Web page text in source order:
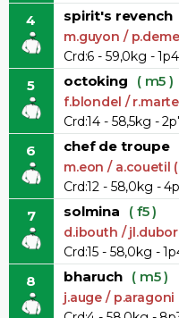
4 spirit's revench
m.guyon /
Crd:6 - 59,0kg -
5 octoking ( m5 )
f.blondel /
Crd:14 - 58,5kg -
6 chef de troupe
m.eon / a.couetil
Crd:12 - 58,0kg -
7 solmina ( f5 )
d.ibouth /
Crd:15 - 58,0kg -
8 bharuch ( m5 )
j.auge / p.aragoni